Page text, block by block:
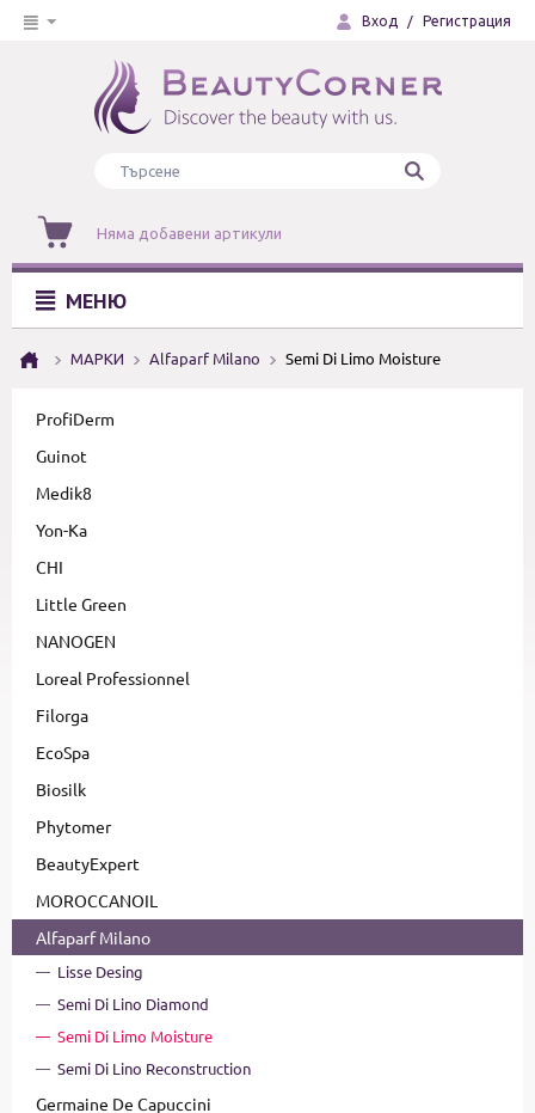
Вход / Регистрация
Няма добавени артикули
МЕНЮ
МАРКИ Alfaparf Milano Semi Di Limo Moisture
ProfiDerm
Guinot
Medik8
Yon-Ka
CHI
Little Green
NANOGEN
Loreal Professionnel
Filorga
EcoSpa
Biosilk
Phytomer
BeautyExpert
MOROCCANOIL
Alfaparf Milano
Lisse Desing
Semi Di Lino Diamond
Semi Di Limo Moisture
Semi Di Lino Reconstruction
Germaine De Capuccini